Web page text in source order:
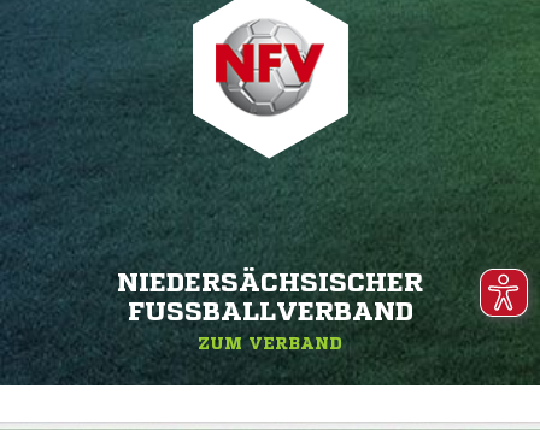
NIEDERSÄCHSISCHER
FUSSBALLVERBAND
ZUM VERBAND